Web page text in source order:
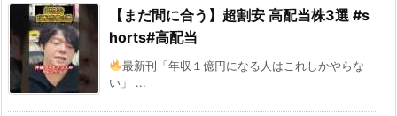
【まだ間に合う】超割安 高配当株3選 #s
horts#高配当
最新刊「年収１億円になる人はこれしかやらな
い」 ...